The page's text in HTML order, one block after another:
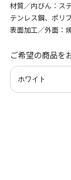
材質／内びん：
テンレス鋼、ポリ
表面加工／外面：
ご希望の商品を